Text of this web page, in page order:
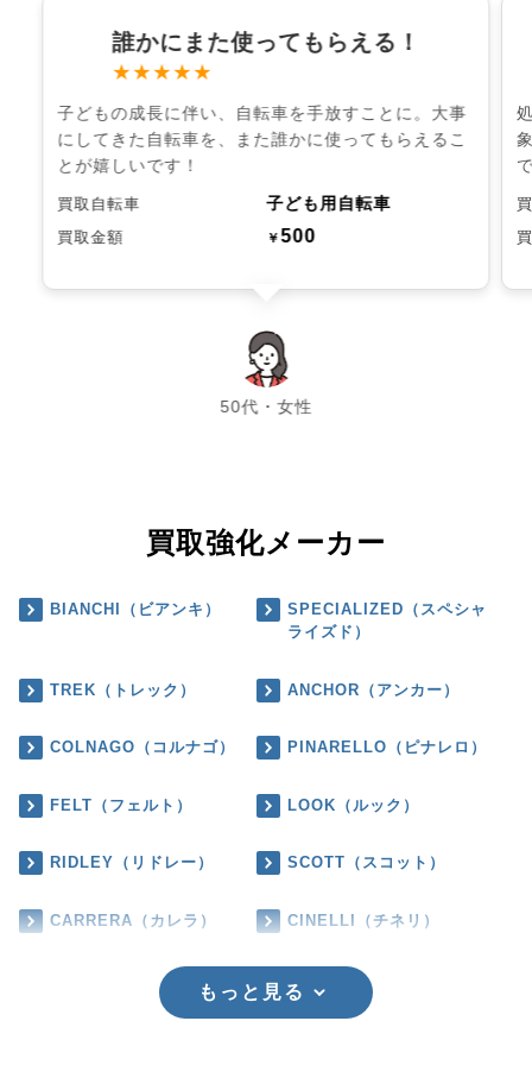
誰かにまた使ってもらえる！
★★★★★
子どもの成長に伴い、自転車を手放すことに。大事
にしてきた自転車を、また誰かに使ってもらえるこ
とが嬉しいです！
買取自転車 子ども用自転車
買取金額 ￥500
50代・女性
chevron_left chevron_right
買取強化メーカー
BIANCHI（ビアンキ）
SPECIALIZED（スペシャ
ライズド）
TREK（トレック） ANCHOR（アンカー）
COLNAGO（コルナゴ） PINARELLO（ピナレロ）
FELT（フェルト） LOOK（ルック）
RIDLEY（リドレー） SCOTT（スコット）
CARRERA（カレラ） CINELLI（チネリ）
もっと見る